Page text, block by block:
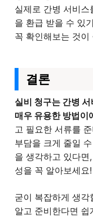
실제로 간병 서비스
을 환급 받을 수 있
꼭 확인해보는 것이
결론
실비 청구는 간병
매우 유용한 방법이
고 필요한 서류를
부담을 크게 줄일
을 생각하고 있다
성을 꼭 알아보세요!
굳이 복잡하게 생
알고 준비한다면